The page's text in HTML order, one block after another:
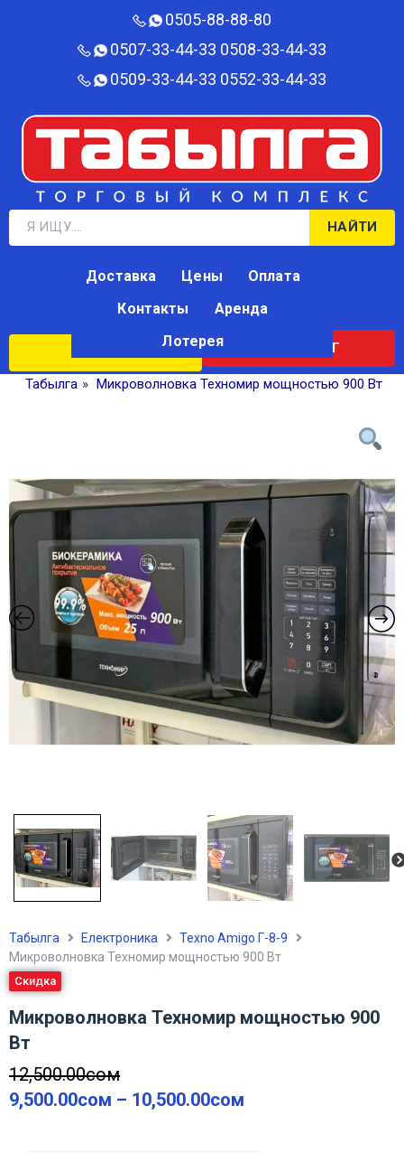
0505-88-88-80‬
0507-33-44-33 0508-33-44-33
0509-33-44-33 0552-33-44-33
НАЙТИ
КАТАЛОГ
Доставка Цены
Оплата
Контакты
Аренда
Лотерея
Табылга » Микроволновка Техномир мощностью 900 Вт
Табылга Електроника
Texno Amigo Г-8-9
Микроволновка Техномир мощностью 900 Вт
Скидка
Микроволновка Техномир мощностью 900
Вт
12,500.00сом
9,500.00сом – 10,500.00сом